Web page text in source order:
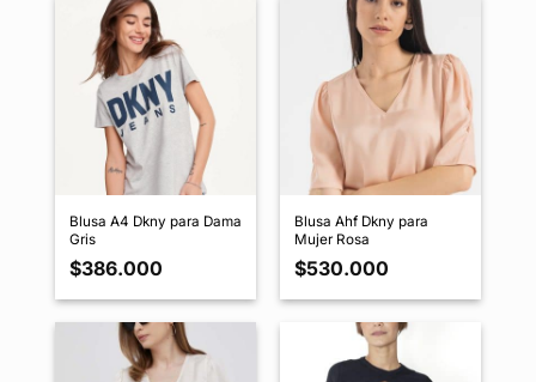
Blusa A4 Dkny para Dama
Gris
$386.000
Blusa Ahf Dkny para
Mujer Rosa
$530.000